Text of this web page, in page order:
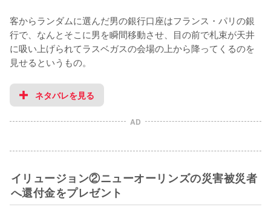
客からランダムに選んだ男の銀行口座はフランス・パリの銀
行で、なんとそこに男を瞬間移動させ、目の前で札束が天井
に吸い上げられてラスベガスの会場の上から降ってくるのを
見せるというもの。
ネタバレを見る
AD
イリュージョン②ニューオーリンズの災害被災者
へ還付金をプレゼント